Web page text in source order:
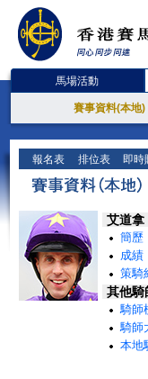
馬場活動
賽事資料(本地)
報名表 排位表 即時
艾道拿
簡歷
成績
策騎
其他騎
騎師
騎師
本地